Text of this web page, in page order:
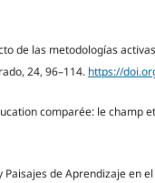
de las metodologías
24, 96–114. https://
comparée: le champ
de Aprendizaje en